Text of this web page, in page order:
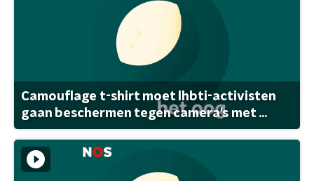
Camouflage t-shirt moet lhbti-activisten
gaan beschermen tegen camera's met ...